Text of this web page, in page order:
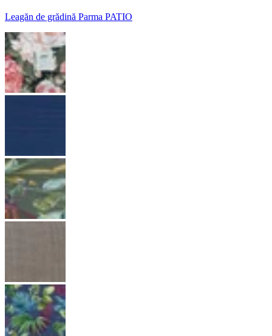
Leagăn de grădină Parma PATIO